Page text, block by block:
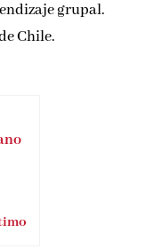
grupal.
Chile.